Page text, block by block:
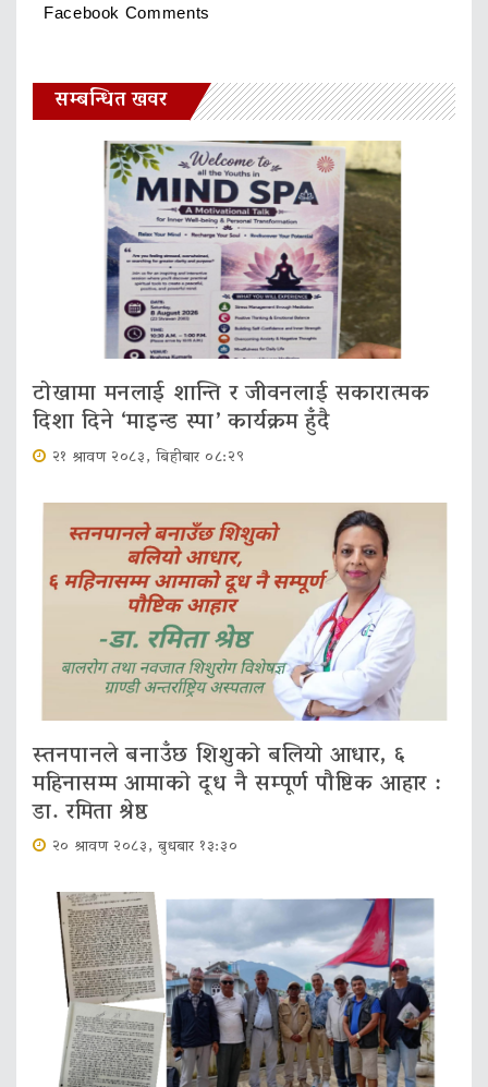
Facebook Comments
सम्बन्धित खवर
टोखामा मनलाई शान्ति र जीवनलाई सकारात्मक
दिशा दिने ‘माइन्ड स्पा’ कार्यक्रम हुँदै
२१ श्रावण २०८३, बिहीबार ०८:२९
स्तनपानले बनाउँछ शिशुको बलियो आधार, ६
महिनासम्म आमाको दूध नै सम्पूर्ण पौष्टिक आहार :
डा. रमिता श्रेष्ठ
२० श्रावण २०८३, बुधबार १३:३०